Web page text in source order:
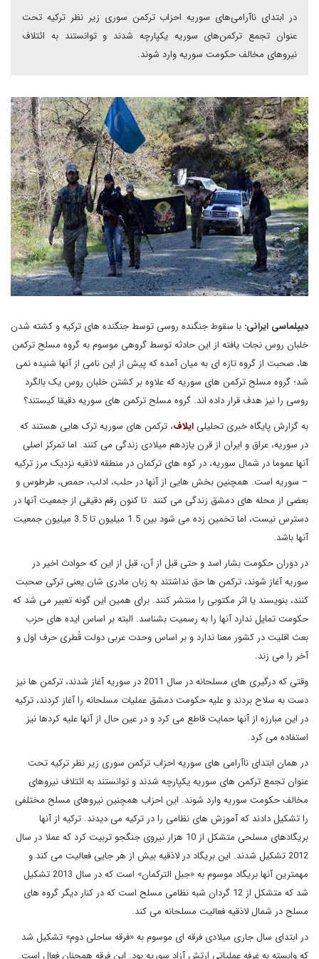
در ابتدای ناآرامی‌های سوریه احزاب ترکمن سوری زیر نظر ترکیه تحت
عنوان تجمع ترکمن‌های سوریه یکپارچه شدند و توانستند به ائتلاف
نیروهای مخالف حکومت سوریه وارد شوند.
دیپلماسی ایرانی: با سقوط جنگنده روسی توسط جنگنده های ترکیه و کشته شدن
خلبان روس نجات یافته از این حادثه توسط گروهی موسوم به گروه مسلح ترکمن
ها، صحبت از گروه تازه ای به میان آمده که پیش از این نامی از آنها شنیده نمی
شد؛ گروه مسلح ترکمن های سوریه که علاوه بر کشتن خلبان روس یک بالگرد
روسی را نیز هدف قرار داده اند. گروه مسلح ترکمن های سوریه دقیقا کیستند؟
به گزارش پایگاه خبری تحلیلیایلاف، ترکمن های سوریه ترک هایی هستند که
در سوریه، عراق و ایران از قرن یازدهم میلادی زندگی می کنند. اما تمرکز اصلی
آنها عموما در شمال سوریه، در کوه های ترکمان در منطقه لاذقیه نزدیک مرز ترکیه
– سوریه است. همچنین بخش هایی از آنها در حلب، ادلب، حمص، طرطوس و
بعضی از محله های دمشق زندگی می کنند. تا کنون رقم دقیقی از جمعیت آنها در
دسترس نیست، اما تخمین زده می شود بین 1.5 میلیون تا 3.5 میلیون جمعیت
آنها باشد.
در دوران حکومت بشار اسد و حتی قبل از آن، قبل از این که حوادث اخیر در
سوریه آغاز شوند، ترکمن ها حق نداشتند به زبان مادری شان یعنی ترکی صحبت
کنند، بنویسند یا اثر مکتوبی را منتشر کنند. برای همین این گونه تعبیر می شد که
حکومت تمایل ندارد آنها را به رسمیت بشناسد. البته بر اساس ایده های حزب
بعث اقلیت در کشور معنا ندارد و بر اساس وحدت عربی دولت قُطری حرف اول و
آخر را می زند.
وقتی که درگیری های مسلحانه در سال 2011 در سوریه آغاز شدند، ترکمن ها نیز
دست به سلاح بردند و علیه حکومت دمشق عملیات مسلحانه را آغاز کردند، ترکیه
در این مبارزه از آنها حمایت قاطع می کرد و در عین حال از آنها علیه کردها نیز
استفاده می کرد.
در همان ابتدای ناآرامی های سوریه احزاب ترکمن سوری زیر نظر ترکیه تحت
عنوان تجمع ترکمن های سوریه یکپارچه شدند و توانستند به ائتلاف نیروهای
مخالف حکومت سوریه وارد شوند. این احزاب همچنین نیروهای مسلح مختلفی
را تشکیل دادند که آموزش های نظامی را در ترکیه می دیدند. ترکیه از آنها
بریگادهای مسلحی متشکل از 10 هزار نیروی جنگجو تربیت کرد که عملا در سال
2012 تشکیل شدند. این بریگاد در لاذقیه بیش از هر جایی فعالیت می کند و
مهمترین آنها بریگاد موسوم به «جبل الترکمان» است که در سال 2013 تشکیل
شد که متشکل از 12 گردان شبه نظامی مسلح است که در کنار دیگر گروه های
مسلح در شمال لاذقیه فعالیت مسلحانه می کند.
در ابتدای سال جاری میلادی فرقه ای موسوم به «فرقه ساحلی دوم» تشکیل شد
که وابسته به غرفه عملیاتی ارتش آزاد سوریه بود. این فرقه همچنان فعال است.